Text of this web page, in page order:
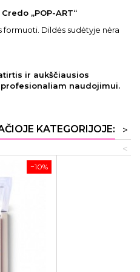
Credo „POP-ART“
Dildės sudėtyje nėra
ir aukščiausios
naudojimui.
KATEGORIJOJE:
>
<
−10%